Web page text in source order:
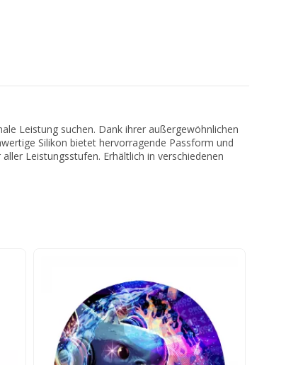
Leistung suchen. Dank ihrer außergewöhnlichen
Silikon bietet hervorragende Passform und
Leistungsstufen. Erhältlich in verschiedenen